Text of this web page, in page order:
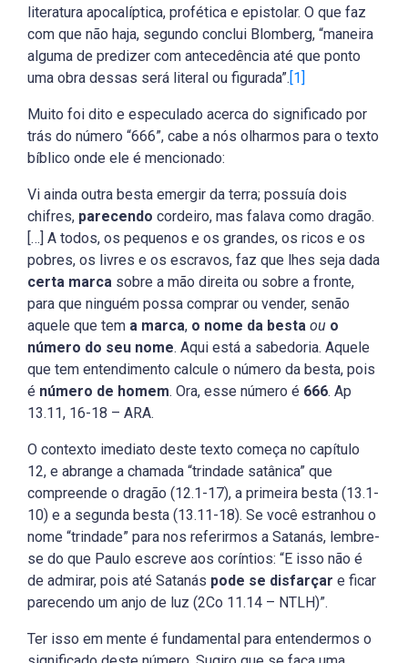
literatura apocalíptica, profética e epistolar. O que faz
com que não haja, segundo conclui Blomberg, “maneira
alguma de predizer com antecedência até que ponto
uma obra dessas será literal ou figurada”.[1]
Muito foi dito e especulado acerca do significado por
trás do número “666”, cabe a nós olharmos para o texto
bíblico onde ele é mencionado:
Vi ainda outra besta emergir da terra; possuía dois
chifres, parecendo cordeiro, mas falava como dragão.
[…] A todos, os pequenos e os grandes, os ricos e os
pobres, os livres e os escravos, faz que lhes seja dada
certa marca sobre a mão direita ou sobre a fronte,
para que ninguém possa comprar ou vender, senão
aquele que tem a marca, o nome da besta ou o
número do seu nome. Aqui está a sabedoria. Aquele
que tem entendimento calcule o número da besta, pois
é número de homem. Ora, esse número é 666. Ap
13.11, 16-18 – ARA.
O contexto imediato deste texto começa no capítulo
12, e abrange a chamada “trindade satânica” que
compreende o dragão (12.1-17), a primeira besta (13.1-
10) e a segunda besta (13.11-18). Se você estranhou o
nome “trindade” para nos referirmos a Satanás, lembre-
se do que Paulo escreve aos coríntios: “E isso não é
de admirar, pois até Satanás pode se disfarçar e ficar
parecendo um anjo de luz (2Co 11.14 – NTLH)”.
Ter isso em mente é fundamental para entendermos o